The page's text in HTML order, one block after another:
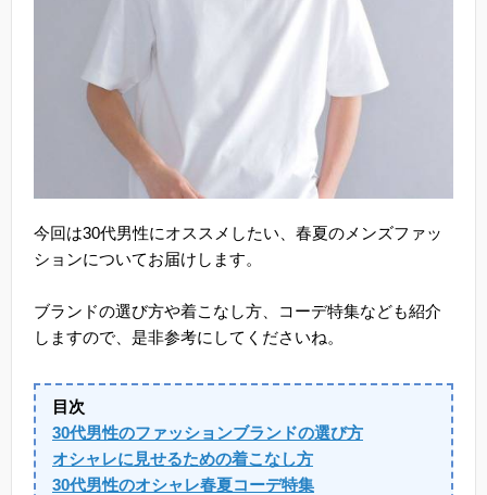
今回は30代男性にオススメしたい、春夏のメンズファッ
ションについてお届けします。
ブランドの選び方や着こなし方、コーデ特集なども紹介
しますので、是非参考にしてくださいね。
目次
30代男性のファッションブランドの選び方
オシャレに見せるための着こなし方
30代男性のオシャレ春夏コーデ特集